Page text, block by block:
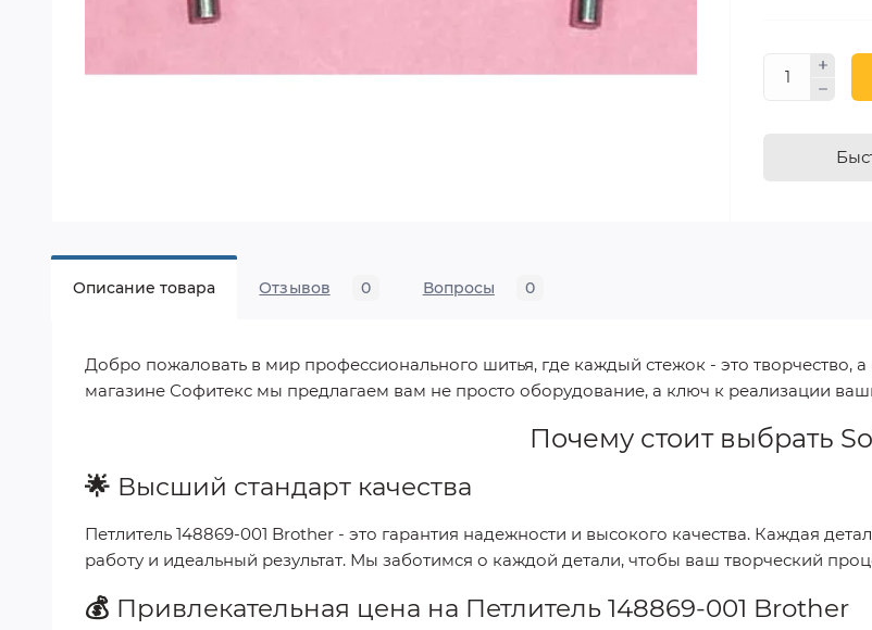
Описание товара Отзывов 0 Вопросы 0
Добро пожаловать в мир профессионального шитья, где каждый стежок - это творчество,
магазине Софитекс мы предлагаем вам не просто оборудование, а ключ к реализации
Почему стоит выбрать
🌟 Высший стандарт качества
Петлитель 148869-001 Brother - это гарантия надежности и высокого качества. Каждая
работу и идеальный результат. Мы заботимся о каждой детали, чтобы ваш творческий
💰 Привлекательная цена на Петлитель 148869-001 Brother